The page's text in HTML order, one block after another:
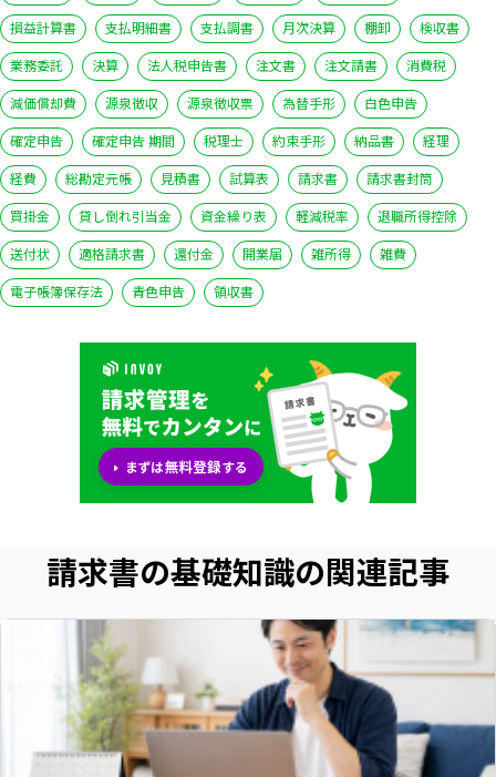
損益計算書
支払明細書 支払調書 月次決算 棚卸
検収書
業務委託
決算 法人税申告書 注文書 注文請書
消費税
減価償却費
源泉徴収 源泉徴収票 為替手形
白色申告
確定申告
確定申告 期間 税理士 約束手形 納品書
経理
経費
総勘定元帳 見積書 試算表 請求書
請求書封筒
買掛金
貸し倒れ引当金 資金繰り表 軽減税率
退職所得控除
送付状
適格請求書 還付金 開業届 雑所得
雑費
電子帳簿保存法
青色申告 領収書
請求書の基礎知識の関連記事